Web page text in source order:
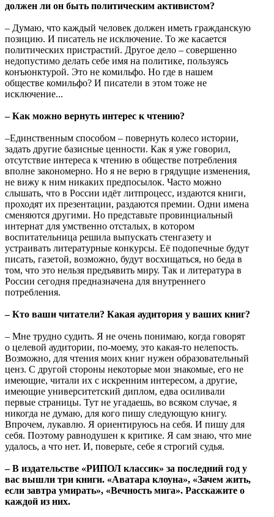
должен ли он быть политическим активистом?
– Думаю, что каждый человек должен иметь гражданскую
позицию. И писатель не исключение. То же касается
политических пристрастий. Другое дело – совершенно
недопустимо делать себе имя на политике, пользуясь
конъюнктурой. Это не комильфо. Но где в нашем
обществе комильфо? И писатели в этом тоже не
исключение...
– Как можно вернуть интерес к чтению?
–Единственным способом – повернуть колесо истории,
задать другие базисные ценности. Как я уже говорил,
отсутствие интереса к чтению в обществе потребления
вполне закономерно. Но я не верю в грядущие изменения,
не вижу к ним никаких предпосылок. Часто можно
слышать, что в России идёт литпроцесс, издаются книги,
проходят их презентации, раздаются премии. Одни имена
сменяются другими. Но представьте провинциальный
интернат для умственно отсталых, в котором
воспитательница решила выпускать стенгазету и
устраивать литературные конкурсы. Её подопечные будут
писать, газетой, возможно, будут восхищаться, но беда в
том, что это нельзя предъявить миру. Так и литература в
России сегодня предназначена для внутреннего
потребления.
– Кто ваши читатели? Какая аудитория у ваших книг?
– Мне трудно судить. Я не очень понимаю, когда говорят
о целевой аудитории, по-моему, это какая-то нелепость.
Возможно, для чтения моих книг нужен образовательный
ценз. С другой стороны некоторые мои знакомые, его не
имеющие, читали их с искренним интересом, а другие,
имеющие университетский диплом, едва осиливали
первые страницы. Тут не угадаешь, во всяком случае, я
никогда не думаю, для кого пишу следующую книгу.
Впрочем, лукавлю. Я ориентируюсь на себя. И пишу для
себя. Поэтому равнодушен к критике. Я сам знаю, что мне
удалось, а что нет. И, поверьте, себе я строгий судья.
– В издательстве «РИПОЛ классик» за последний год у
вас вышли три книги. «Аватара клоуна», «Зачем жить,
если завтра умирать», «Вечность мига». Расскажите о
каждой из них.